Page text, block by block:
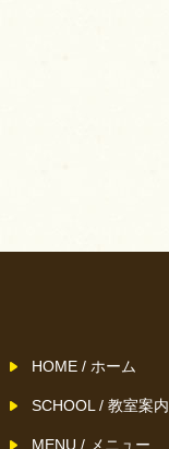
HOME / ホーム
SCHOOL / 教室案内
MENU / メニュー